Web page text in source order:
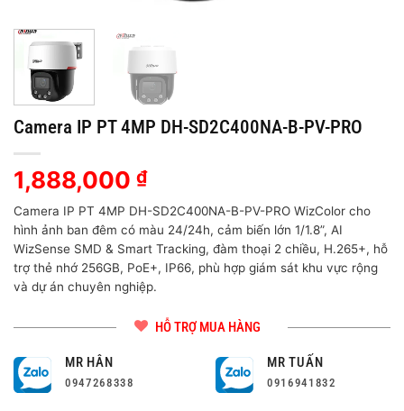
Camera IP PT 4MP DH-SD2C400NA-B-PV-PRO
1,888,000 ₫
Camera IP PT 4MP DH-SD2C400NA-B-PV-PRO WizColor cho
hình ảnh ban đêm có màu 24/24h, cảm biến lớn 1/1.8”, AI
WizSense SMD & Smart Tracking, đàm thoại 2 chiều, H.265+, hỗ
trợ thẻ nhớ 256GB, PoE+, IP66, phù hợp giám sát khu vực rộng
và dự án chuyên nghiệp.
HỖ TRỢ MUA HÀNG
MR HÂN
0947268338
MR TUẤN
0916941832